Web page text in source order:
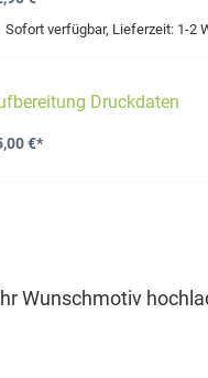
Sofort verfügbar, Lieferzeit: 1-2
Druckdaten
€*
Wunschmotiv